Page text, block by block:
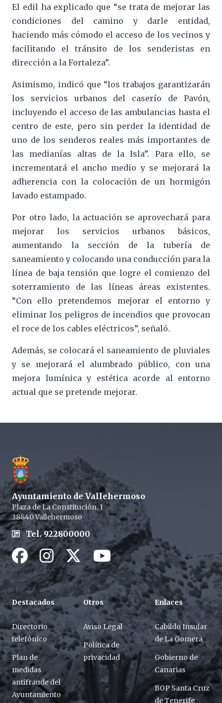
El edil ha explicado que “se trata de mejorar las
condiciones del camino y darle entidad,
haciendo más cómodo el acceso de los vecinos y
facilitando el tránsito de los senderistas en
dirección a la Fortaleza”.
Asimismo, indicó que “los trabajos garantizarán
los servicios urbanos del caserío de Pavón,
incluyendo el acceso de las ambulancias hasta el
centro de este, pero sin perder la identidad de
uno de los senderos reales más importantes de
las medianías altas de la Isla”. Para ello, se
incrementará el ancho medio y se mejorará la
adherencia con la colocación de un hormigón
lavado estampado.
Por otro lado, la actuación se aprovechará para
mejorar los servicios urbanos básicos,
aumentando la sección de la tubería de
saneamiento y colocando una conducción para la
línea de baja tensión que logre el comienzo del
soterramiento de las líneas áreas existentes.
“Con ello pretendemos mejorar el entorno y
eliminar los peligros de incendios que provocan
el roce de los cables eléctricos”, señaló.
Además, se colocará el saneamiento de pluviales
y se mejorará el alumbrado público, con una
mejora lumínica y estética acorde al entorno
actual que se pretende mejorar.
Ayuntamiento de Vallehermoso
Plaza de La Constitución, 1
38840 Vallehermoso
Tel. 922800000
FacebookInstagramTwitter / XYoutube / X
Destacados
Directorio
telefónico
Plan de
medidas
antifraude del
Ayuntamiento
Otros
Aviso Legal
Política de
privacidad
Enlaces
Cabildo Insular
de La Gomera
Gobierno de
Canarias
BOP Santa Cruz
de Tenerife